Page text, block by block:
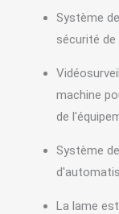
Système
sécurité
machine
de
Système
La lame